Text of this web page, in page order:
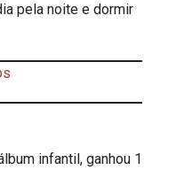
pela noite e dormir
infantil, ganhou 1